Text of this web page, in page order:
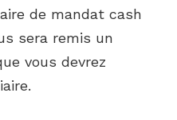
de mandat cash
sera remis un
vous devrez